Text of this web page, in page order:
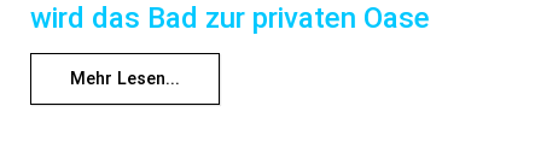
wird das Bad zur privaten Oase
Mehr Lesen...